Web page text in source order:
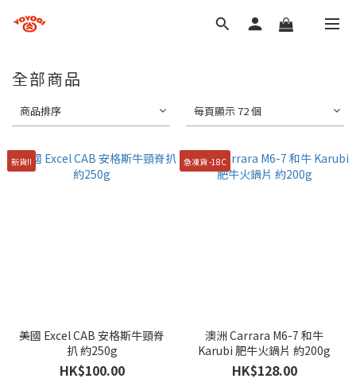
全部商品
商品排序 每頁顯示 72 個
新貨!!
美國 Excel CAB 安格斯牛頸脊
扒 約250g
HK$100.00
急凍貨 -18C
澳洲 Carrara M6-7 和牛
Karubi 肥牛火鍋片 約200g
HK$128.00